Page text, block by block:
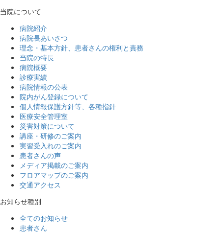
当院について
病院紹介
病院長あいさつ
理念・基本方針、患者さんの権利と責務
当院の特長
病院概要
診療実績
病院情報の公表
院内がん登録について
個人情報保護方針等、各種指針
医療安全管理室
災害対策について
講座・研修のご案内
実習受入れのご案内
患者さんの声
メディア掲載のご案内
フロアマップのご案内
交通アクセス
お知らせ種別
全てのお知らせ
患者さん